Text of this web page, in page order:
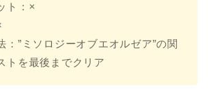
ト：×
：”ミソロジーオブエオルゼア”の関
トを最後までクリア